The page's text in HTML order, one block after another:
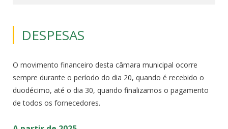
DESPESAS
O movimento financeiro desta câmara municipal ocorre
sempre durante o período do dia 20, quando é recebido o
duodécimo, até o dia 30, quando finalizamos o pagamento
de todos os fornecedores.